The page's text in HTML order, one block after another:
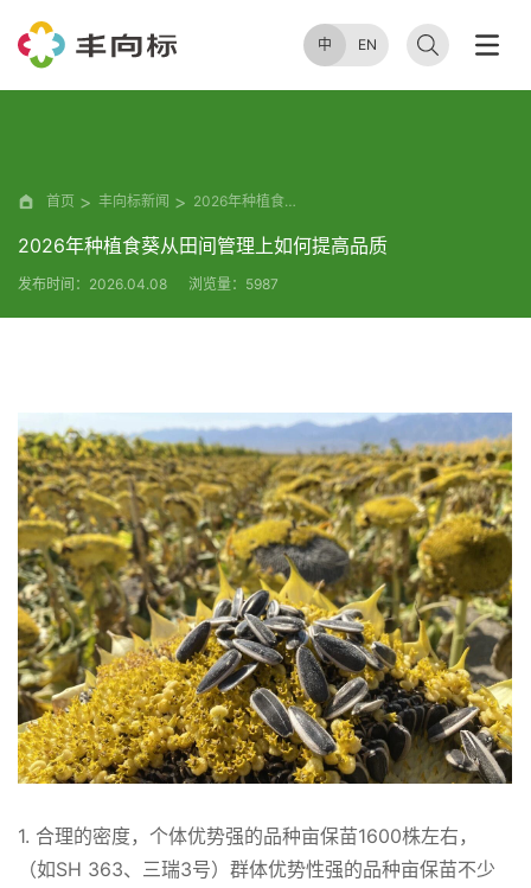
中 EN
首页 丰向标新闻 2026年种植食葵从田间管理上如何提高品质
2026年种植食葵从田间管理上如何提高品质
发布时间：2026.04.08 浏览量：5987
1. 合理的密度，个体优势强的品种亩保苗1600株左右，
（如SH 363、三瑞3号）群体优势性强的品种亩保苗不少